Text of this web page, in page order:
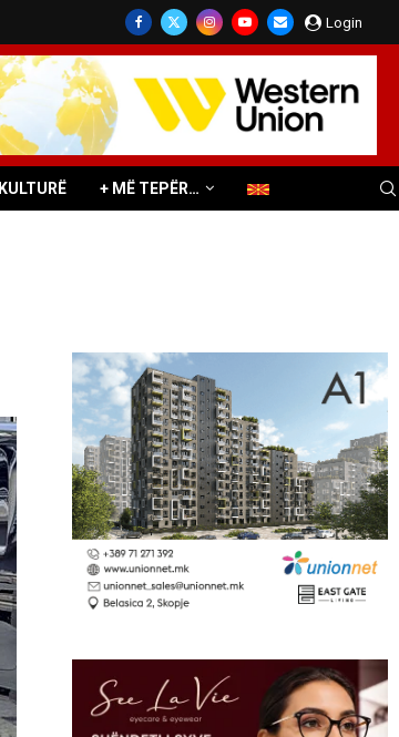
Login
KULTURË + MË TEPËR…